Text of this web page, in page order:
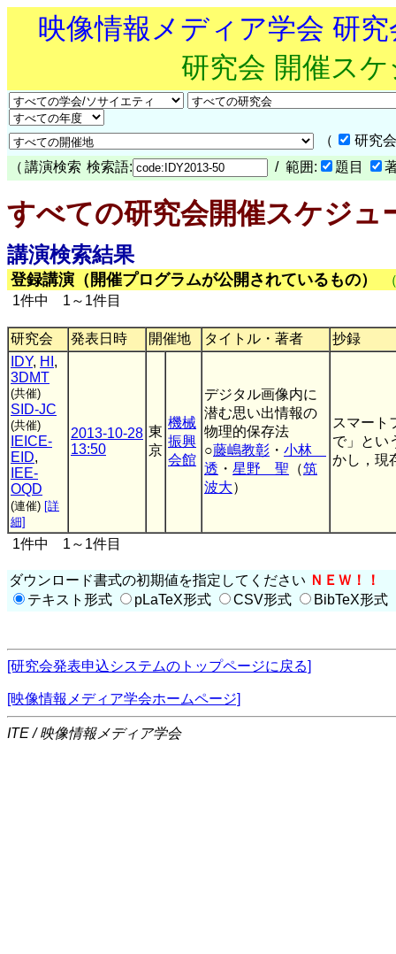
映像情報メディア学会 研
研究会 開催ス
（
研究
（ 講演検索 検索語: / 範囲: 題目
すべての研究会開催スケジュ
講演検索結果
登録講演（開催プログラムが公開されているもの）
1件中 1～1件目
研究会 発表日時 開催地 タイトル・著者
抄録
IDY, HI ,
3DMT
(共催)
SID-JC
(共催)
IEICE-
EID,
IEE-
OQD
(連催) [詳
細]
2013-10-28
13:50
東
京
機械
振興
会館
デジタル画像内に
潜む思い出情報の
物理的保存法
○藤嶋教彰 ・ 小林
透 ・ 星野 聖 （筑
波大）
スマート
で」とい
かし，現
1件中 1～1件目
ダウンロード書式の初期値を指定してください ＮＥＷ！！
テキスト形式
pLaTeX形式 CSV形式 BibTeX形式
[研究会発表申込システムのトップページに戻る]
[映像情報メディア学会ホームページ]
ITE / 映像情報メディア学会